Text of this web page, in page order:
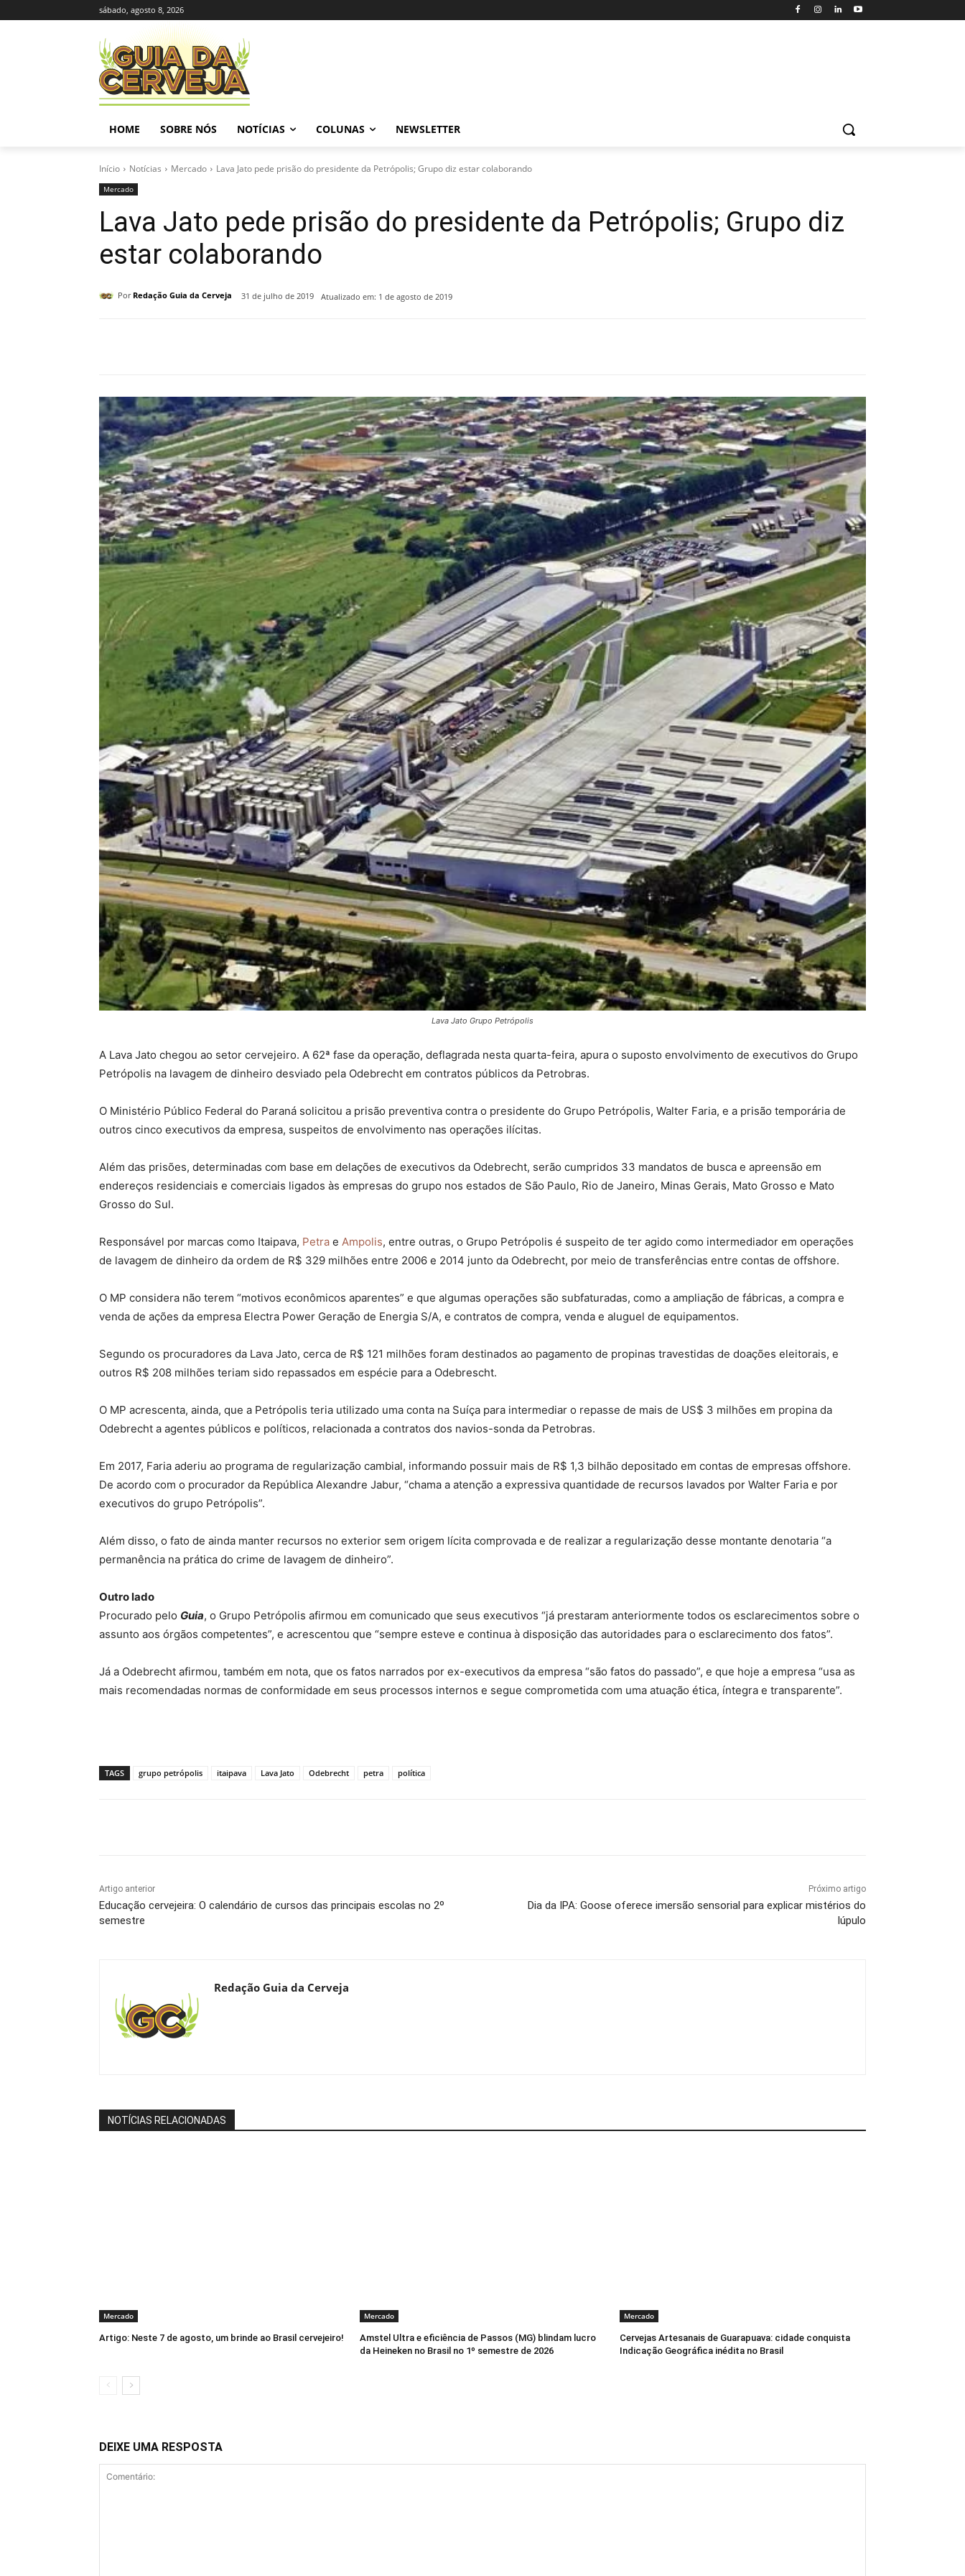
sábado, agosto 8, 2026
HOME SOBRE NÓS NOTÍCIAS COLUNAS NEWSLETTER
Início Notícias Mercado Lava Jato pede prisão do presidente da Petrópolis; Grupo diz estar colaborando
Mercado
Lava Jato pede prisão do presidente da Petrópolis; Grupo diz
estar colaborando
Por Redação Guia da Cerveja 31 de julho de 2019 Atualizado em: 1 de agosto de 2019
Lava Jato Grupo Petrópolis
A Lava Jato chegou ao setor cervejeiro. A 62ª fase da operação, deflagrada nesta quarta-feira, apura o suposto envolvimento de executivos do Grupo
Petrópolis na lavagem de dinheiro desviado pela Odebrecht em contratos públicos da Petrobras.
O Ministério Público Federal do Paraná solicitou a prisão preventiva contra o presidente do Grupo Petrópolis, Walter Faria, e a prisão temporária de
outros cinco executivos da empresa, suspeitos de envolvimento nas operações ilícitas.
Além das prisões, determinadas com base em delações de executivos da Odebrecht, serão cumpridos 33 mandatos de busca e apreensão em
endereços residenciais e comerciais ligados às empresas do grupo nos estados de São Paulo, Rio de Janeiro, Minas Gerais, Mato Grosso e Mato
Grosso do Sul.
Responsável por marcas como Itaipava, Petra e Ampolis, entre outras, o Grupo Petrópolis é suspeito de ter agido como intermediador em operações
de lavagem de dinheiro da ordem de R$ 329 milhões entre 2006 e 2014 junto da Odebrecht, por meio de transferências entre contas de offshore.
O MP considera não terem “motivos econômicos aparentes” e que algumas operações são subfaturadas, como a ampliação de fábricas, a compra e
venda de ações da empresa Electra Power Geração de Energia S/A, e contratos de compra, venda e aluguel de equipamentos.
Segundo os procuradores da Lava Jato, cerca de R$ 121 milhões foram destinados ao pagamento de propinas travestidas de doações eleitorais, e
outros R$ 208 milhões teriam sido repassados em espécie para a Odebrescht.
O MP acrescenta, ainda, que a Petrópolis teria utilizado uma conta na Suíça para intermediar o repasse de mais de US$ 3 milhões em propina da
Odebrecht a agentes públicos e políticos, relacionada a contratos dos navios-sonda da Petrobras.
Em 2017, Faria aderiu ao programa de regularização cambial, informando possuir mais de R$ 1,3 bilhão depositado em contas de empresas offshore.
De acordo com o procurador da República Alexandre Jabur, “chama a atenção a expressiva quantidade de recursos lavados por Walter Faria e por
executivos do grupo Petrópolis”.
Além disso, o fato de ainda manter recursos no exterior sem origem lícita comprovada e de realizar a regularização desse montante denotaria “a
permanência na prática do crime de lavagem de dinheiro”.
Outro lado
Procurado pelo Guia, o Grupo Petrópolis afirmou em comunicado que seus executivos “já prestaram anteriormente todos os esclarecimentos sobre o
assunto aos órgãos competentes”, e acrescentou que “sempre esteve e continua à disposição das autoridades para o esclarecimento dos fatos”.
Já a Odebrecht afirmou, também em nota, que os fatos narrados por ex-executivos da empresa “são fatos do passado”, e que hoje a empresa “usa as
mais recomendadas normas de conformidade em seus processos internos e segue comprometida com uma atuação ética, íntegra e transparente”.
TAGS grupo petrópolis itaipava Lava Jato Odebrecht petra política
Artigo anterior
Educação cervejeira: O calendário de cursos das principais escolas no 2º
semestre
Próximo artigo
Dia da IPA: Goose oferece imersão sensorial para explicar mistérios do
lúpulo
Redação Guia da Cerveja
NOTÍCIAS RELACIONADAS
Mercado
Artigo: Neste 7 de agosto, um brinde ao Brasil cervejeiro!
Mercado
Amstel Ultra e eficiência de Passos (MG) blindam lucro
da Heineken no Brasil no 1º semestre de 2026
Mercado
Cervejas Artesanais de Guarapuava: cidade conquista
Indicação Geográfica inédita no Brasil
DEIXE UMA RESPOSTA